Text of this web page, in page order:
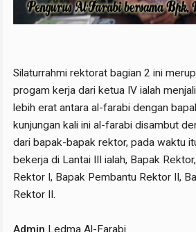
Silaturrahmi rektorat bagian 2 ini
progam kerja dari ketua IV ialah
lebih erat antara al-farabi dengan
kunjungan kali ini al-farabi disambut
dari bapak-bapak rektor, pada waktu
bekerja di Lantai III ialah, Bapak
Rektor I, Bapak Pembantu Rektor II,
Rektor II.
Admin Ledma Al-Farabi